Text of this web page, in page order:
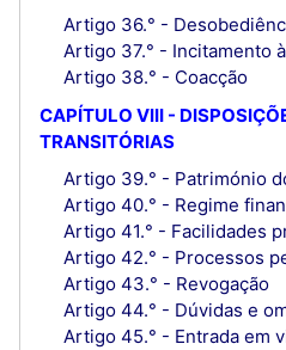
Artigo 36.° -
Artigo 37.° - Incitamento
Artigo 38.° - Coacção
CAPÍTULO VIII -
TRANSITÓRIAS
Artigo 39.° - Património
Artigo 40.° - Regime
Artigo 41.° - Facilidades
Artigo 42.° - Processos
Artigo 43.° - Revogação
Artigo 44.° - Dúvidas e
Artigo 45.° - Entrada em